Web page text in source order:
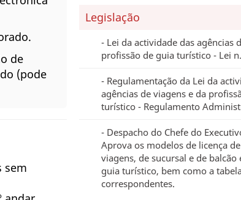
de
(pode
sem
Legislação
Lei da actividade das agências
profissão de guia turístico - Lei
Regulamentação da Lei da
agências de viagens e da
turístico - Regulamento
Despacho do Chefe do
Aprova os modelos de licença
viagens, de sucursal e de balcão
guia turístico, bem como a
correspondentes.